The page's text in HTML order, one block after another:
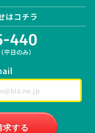
はコチラ
求する
依頼地域 東京都
付希望 [依頼・相談した
い内容] サウナ後の外気
の「袖付き外気浴ブラン
般的 …
】縫製・アパレルO
地域